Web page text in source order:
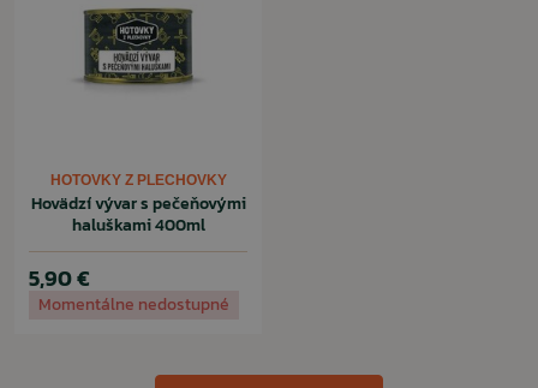
HOTOVKY Z PLECHOVKY
Hovädzí vývar s pečeňovými
haluškami 400ml
5,90 €
Momentálne nedostupné